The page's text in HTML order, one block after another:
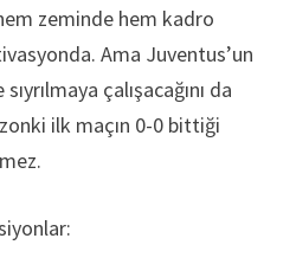
zeminde hem kadro
Ama Juventus’un
çalışacağını da
ilk maçın 0-0 bittiği